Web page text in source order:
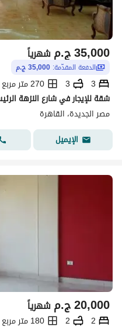
ج.م35,000 شهرياً
الدفعة المقدّمة: 35,000 ج.م
3
3
270 متر مربع
مصر الجديدة، القاهرة
الإيميل
ج.م20,000 شهرياً
2
2
180 متر مربع